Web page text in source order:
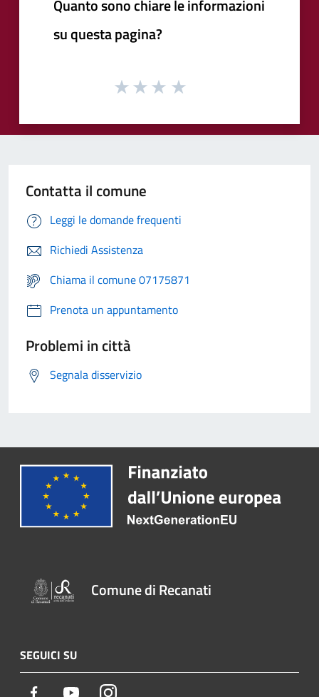
Quanto sono chiare le informazioni
su questa pagina?
Contatta il comune
Leggi le domande frequenti
Richiedi Assistenza
Chiama il comune 07175871
Prenota un appuntamento
Problemi in città
Segnala disservizio
Comune di Recanati
SEGUICI SU
Facebook YoutubeInstagram